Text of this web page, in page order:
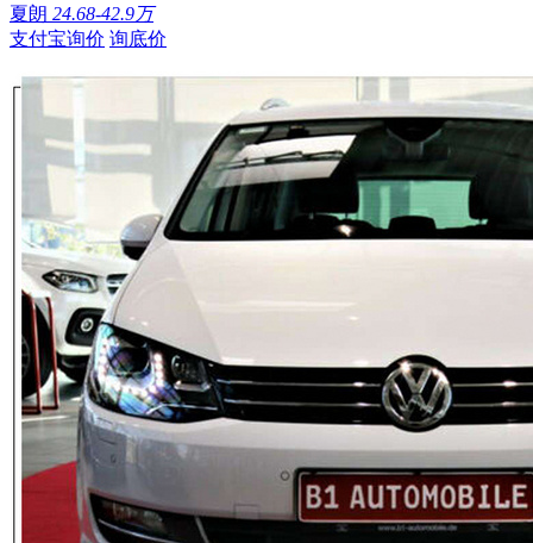
夏朗 24.68-42.9万
支付宝询价 询底价